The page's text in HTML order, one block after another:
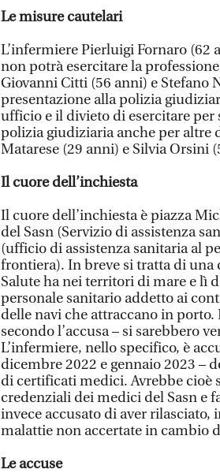
Le misure cautelari
L’infermiere Pierluigi Fornaro
non potrà esercitare la
Giovanni Citti (56 anni) e Stefano
presentazione alla polizia
ufficio e il divieto di esercitare
polizia giudiziaria anche per altre
Matarese (29 anni) e Silvia Orsini
Il cuore dell’inchiesta
Il cuore dell’inchiesta è piazza
del Sasn (Servizio di assistenza
(ufficio di assistenza sanitaria al
frontiera). In breve si tratta di
Salute ha nei territori di mare e lì
personale sanitario addetto ai
delle navi che attraccano in
secondo l’accusa – si sarebbero
L’infermiere, nello specifico, è
dicembre 2022 e gennaio 2023 –
di certificati medici. Avrebbe
credenziali dei medici del Sasn e
invece accusato di aver
malattie non accertate in cambio
Le accuse